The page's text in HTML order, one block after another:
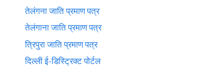
तेलंगना जाति प्रमाण पत्र
तेलंगाना जाति प्रमाण पत्र
त्रिपुरा जाति प्रमाण पत्र
दिल्ली ई-डिस्ट्रिक्ट पोर्टल